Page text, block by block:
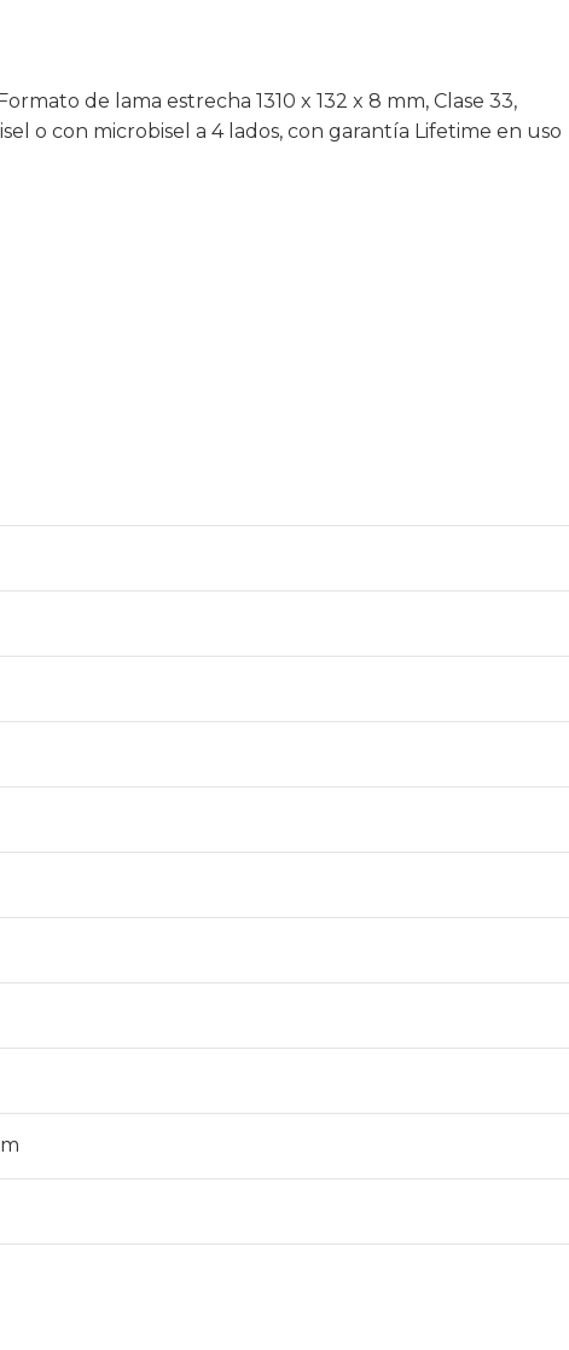
de lama estrecha 1310 x 132 x 8 mm, Clase 33,
o con microbisel a 4 lados, con garantía Lifetime en uso